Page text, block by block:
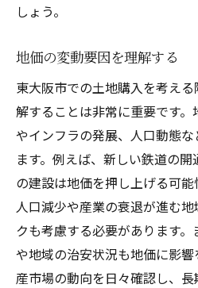
しょう。
地価の変動要因を理解する
東大阪市での土地購入を考え
解することは非常に重要です
やインフラの発展、人口動態
ます。例えば、新しい鉄道の
の建設は地価を押し上げる可能
人口減少や産業の衰退が進む
クも考慮する必要があります
や地域の治安状況も地価に影
産市場の動向を日々確認し、